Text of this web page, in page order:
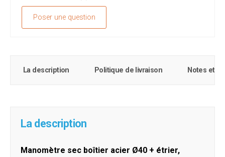
Poser une question
La description Politique de livraison Notes et
La description
Manomètre sec boîtier acier Ø40 + étrier,